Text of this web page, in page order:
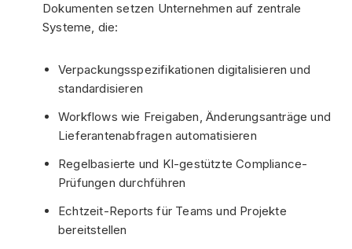
Dokumenten setzen Unternehmen auf zentrale
Systeme, die:
Verpackungsspezifikationen digitalisieren und
standardisieren
Workflows wie Freigaben, Änderungsanträge und
Lieferantenabfragen automatisieren
Regelbasierte und KI-gestützte Compliance-
Prüfungen durchführen
Echtzeit-Reports für Teams und Projekte
bereitstellen